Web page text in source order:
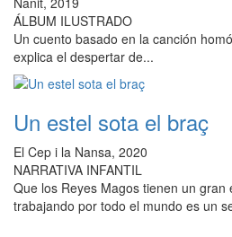
ÁLBUM ILUSTRADO
Un cuento basado en la canción
explica el despertar de...
Un estel sota el braç
El Cep i la Nansa, 2020
NARRATIVA INFANTIL
Que los Reyes Magos tienen un gran
trabajando por todo el mundo es un